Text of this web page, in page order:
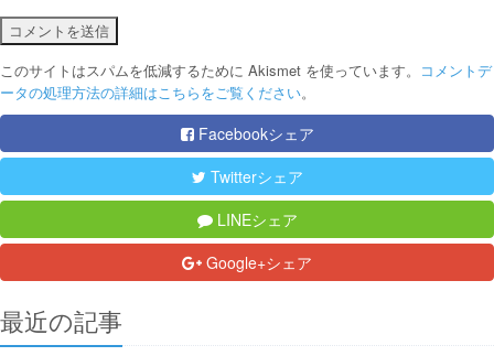
このサイトはスパムを低減するために Akismet を使っています。 コメントデ
ータの処理方法の詳細はこちらをご覧ください。
Facebookシェア
Twitterシェア
LINEシェア
Google+シェア
最近の記事